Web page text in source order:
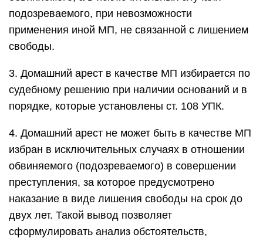
подозреваемого, при невозможности
применения иной МП, не связанной с лишением
свободы.
3. Домашний арест в качестве МП избирается по
судебному решению при наличии оснований и в
порядке, которые установлены ст. 108 УПК.
4. Домашний арест не может быть в качестве МП
избран в исключительных случаях в отношении
обвиняемого (подозреваемого) в совершении
преступления, за которое предусмотрено
наказание в виде лишения свободы на срок до
двух лет. Такой вывод позволяет
сформулировать анализ обстоятельств,